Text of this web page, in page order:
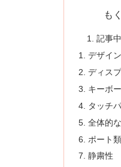
も
記事
デザイン
ディス
キーボ
タッチ
全体的
ポート類
静粛性